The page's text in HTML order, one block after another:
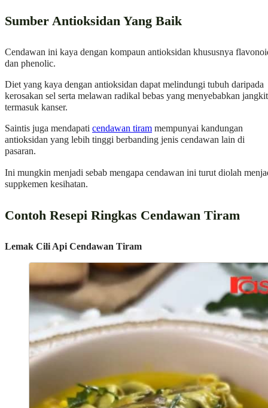
Sumber Antioksidan Yang Baik
Cendawan ini kaya dengan kompaun antioksidan khususnya
dan phenolic.
Diet yang kaya dengan antioksidan dapat melindungi tubuh daripada
kerosakan sel serta melawan radikal bebas yang menyebabkan
termasuk kanser.
Saintis juga mendapati cendawan tiram mempunyai kandungan
antioksidan yang lebih tinggi berbanding jenis cendawan lain di
pasaran.
Ini mungkin menjadi sebab mengapa cendawan ini turut diolah
suppkemen kesihatan.
Contoh Resepi Ringkas Cendawan Tiram
Lemak Cili Api Cendawan Tiram